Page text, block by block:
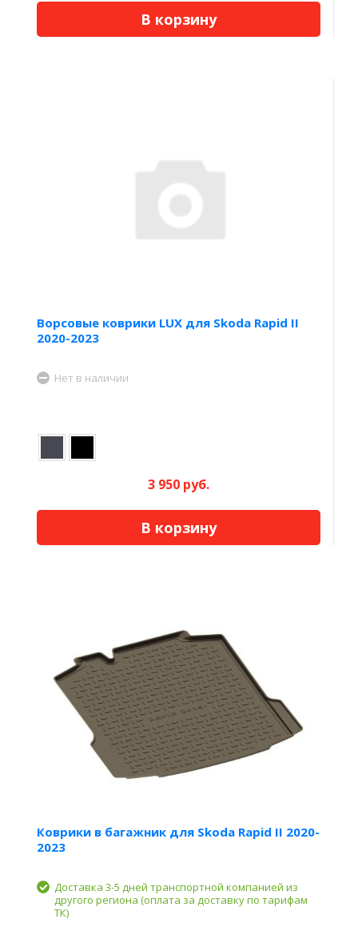
В корзину
Ворсовые коврики LUX для Skoda Rapid II
2020-2023
Нет в наличии
3 950 руб.
В корзину
Коврики в багажник для Skoda Rapid II 2020-
2023
Доставка 3-5 дней транспортной компанией из
другого региона (оплата за доставку по тарифам
ТК)